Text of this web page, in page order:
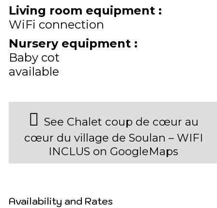
Living room equipment :
WiFi connection
Nursery equipment :
Baby cot
available
See Chalet coup de cœur au
cœur du village de Soulan – WIFI
INCLUS on GoogleMaps
Availability and Rates